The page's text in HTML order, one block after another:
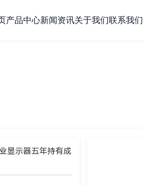
产品中心新闻资讯关于我们联系我们
显示器五年持有成